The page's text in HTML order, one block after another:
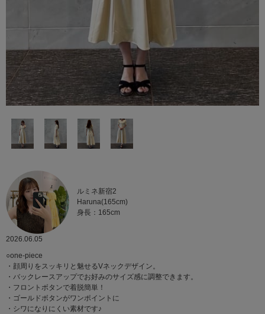
ルミネ新宿2
Haruna(165cm)
身長：165cm
2026.06.05
○one-piece
・顔周りをスッキリと魅せるVネックデザイン。
・バックレースアップでお好みのサイズ感に調整できます。
・フロントボタンで着脱簡単！
・ゴールドボタンがワンポイントに
・シワになりにくい素材です♪